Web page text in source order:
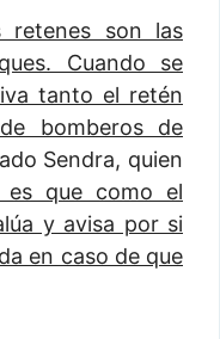
retenes son las
Cuando se
tanto el retén
bomberos de
Sendra, quien
es que como el
y avisa por si
en caso de que